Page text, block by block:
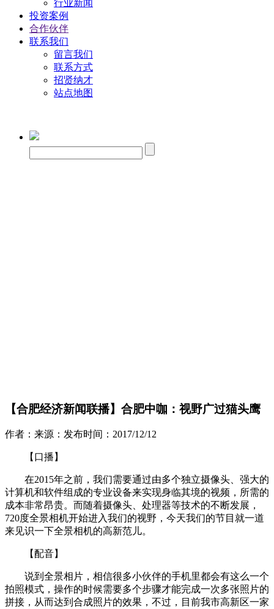
行业新闻
投资案例
合作伙伴
联系我们
留言我们
联系方式
招贤纳才
站点地图
【合肥经济新闻联播】合肥中咖：视野广过猫头鹰
作者： 来源： 发布时间： 2017/12/12
【口播】
在2015年之前，我们需要通过由多个独立摄像头、强大的
计算机和软件组成的专业设备来实现身临其境的视频，所需的
成本非常昂贵。而随着摄像头、处理器等技术的不断发展，
720度全景相机开始进入我们的视野，今天我们的节目就一道
来见识一下全景相机的高新范儿。
【配音】
说到全景相片，相信很多小伙伴的手机里都会有这么一个
拍照模式，操作的时候需要多个步骤才能完成一次多张照片的
拼接，从而达到合成照片的效果，不过，目前我市高新区一家